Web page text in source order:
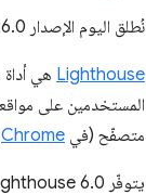
نُطلق اليوم الإصدار 6.0 من Lighthouse.
Lighthouse هي
متصفّح (في Chrome
يتوفّر Lighthouse 6.0 على الفور في npm وفي